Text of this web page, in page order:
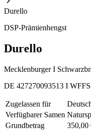
Durello
DSP-Prämienhengst
Durello
Mecklenburger I
DE 427270093513 I
Zugelassen für
Verfügbarer Samen
Grundbetrag
350,00